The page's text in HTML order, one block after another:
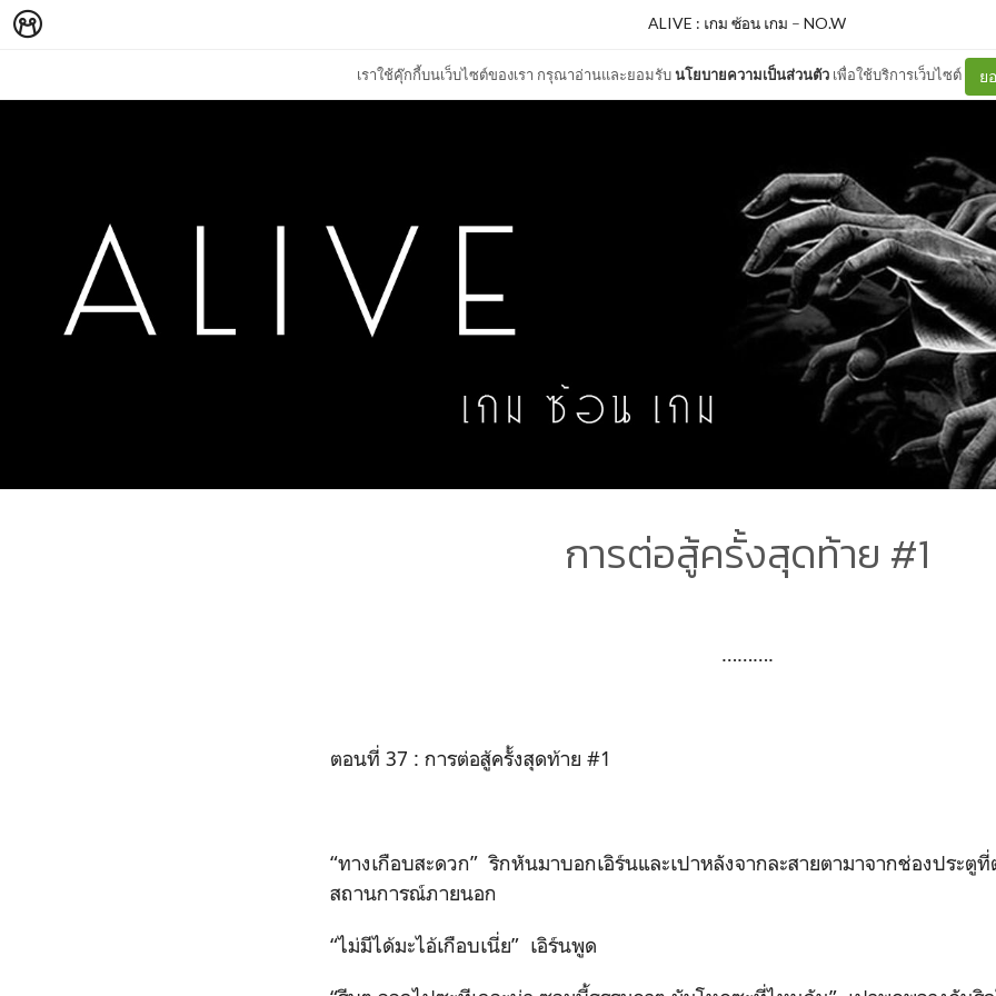
เราใช้คุ๊กกี้บนเว็บไซต์ของเรา กรุณาอ่านและยอมรับนโยบายความเป็นส่วนตัว เพื่อใช้บริการเว็บไซต์ ย
ALIVE : เกม ซ้อน เกม – NO.W
การต่อสู้ครั้งสุดท้าย #1
……….
ตอนที่ 37 : การต่อสู้ครั้งสุดท้าย #1
“ทางเกือบสะดวก” ริกหันมาบอกเอิร์นและเปาหลังจากละสายตามาจากช่องประตู
สถานการณ์ภายนอก
“ไม่มีได้มะไอ้เกือบเนี่ย” เอิร์นพูด